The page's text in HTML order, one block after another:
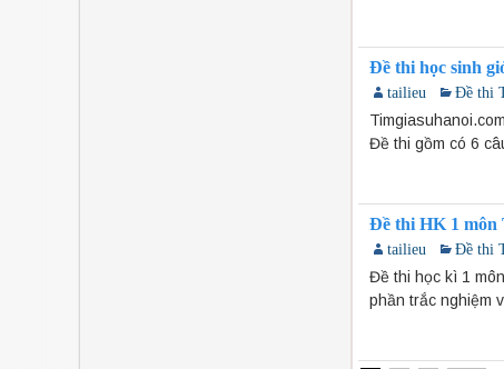
Đề thi học sinh
tailieu Đề thi
Đề thi gồm có 6
Đề thi HK 1 môn
tailieu Đề thi
Đề thi học kì 1
phần trắc nghiệm